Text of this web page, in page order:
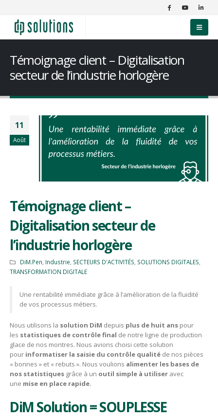
Témoignage client – Digitalisation
secteur de l’industrie horlogère
11
Août
Témoignage client –
Digitalisation secteur de
l’industrie horlogère
DiM.Pen Industrie SECTEURS D'ACTIVITÉS SOLUTIONS DIGITALES
TRANSFORMATION DIGITALE
Une rentabilité immédiate grâce à l’amélioration de la fluidité
de vos processus métiers.
Nous utilisons la solution DiM depuis plus de huit ans pour
les statistiques de contrôle final de notre ligne de production
glace de nos montres. Nous avions choisi cette solution
pour informatiser la saisie du contrôle qualité de nos pièces
« bonnes » et « rebuts ». Nous voulions alimenter les bases de
nos statistiques grâce à un outil simple à utiliser avec
une mise en place rapide.
DiM Solution = SOUPLESSE